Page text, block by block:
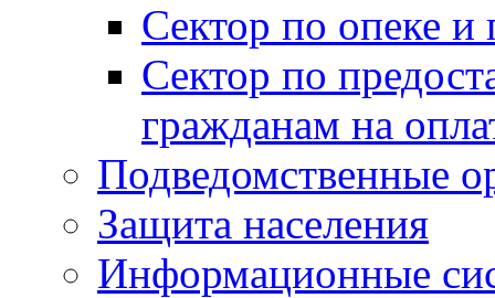
Сектор по опеке и
Сектор по
гражданам на
Подведомственные
Защита населения
Информационные